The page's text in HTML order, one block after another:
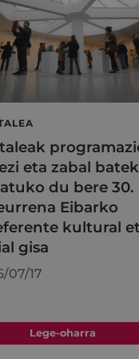
eta zabal
du bere 30.
Eibarko
kultural
gisa
07/17
Lege-oharra